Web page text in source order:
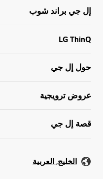
إل جي براند شوب
LG ThinQ
حول إل جي
عروض ترويجية
قصة إل جي
الخليج, العربية